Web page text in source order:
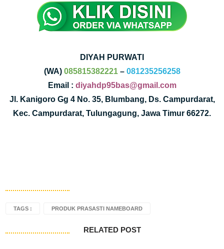
DIYAH PURWATI
(WA) 085815382221– 081235256258
Email : diyahdp95bas@gmail.com
Jl. Kanigoro Gg 4 No. 35, Blumbang, Ds. Campurdarat,
Kec. Campurdarat, Tulungagung, Jawa Timur 66272.
TAGS : PRODUK PRASASTI NAMEBOARD
RELATED POST